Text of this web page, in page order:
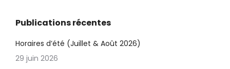
Publications récentes
Horaires d’été (Juillet & Août 2026)
29 juin 2026